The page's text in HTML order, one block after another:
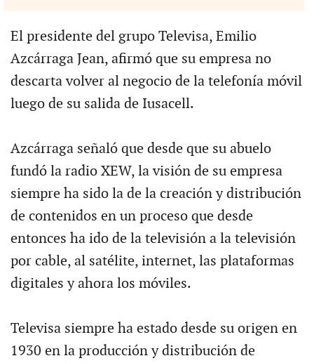
El presidente del grupo Televisa, Emilio
Azcárraga Jean, afirmó que su empresa no
descarta volver al negocio de la telefonía móvil
luego de su salida de Iusacell.
Azcárraga señaló que desde que su abuelo
fundó la radio XEW, la visión de su empresa
siempre ha sido la de la creación y distribución
de contenidos en un proceso que desde
entonces ha ido de la televisión a la televisión
por cable, al satélite, internet, las plataformas
digitales y ahora los móviles.
Televisa siempre ha estado desde su origen en
1930 en la producción y distribución de